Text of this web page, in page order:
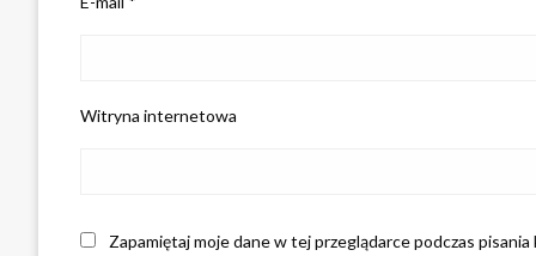
Witryna internetowa
Zapamiętaj moje dane w tej przeglądarce podczas